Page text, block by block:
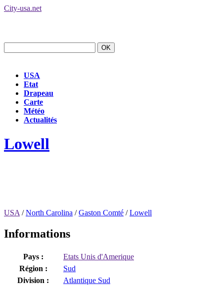
City-usa.net
USA
Etat
Drapeau
Carte
Météo
Actualités
Lowell
USA /North Carolina /Gaston Comté /Lowell
Informations
Pays :
Etats Unis d'Amerique
Région :
Sud
Division :
Atlantique Sud